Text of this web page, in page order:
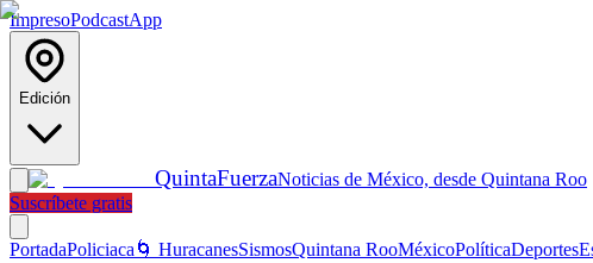
ImpresoPodcastApp
Edición
QuintaFuerzaNoticias de México, desde Quintana Roo
Suscríbete gratis
PortadaPoliciaca 🌀 HuracanesSismosQuintana RooMéxicoPolíticaDeportes